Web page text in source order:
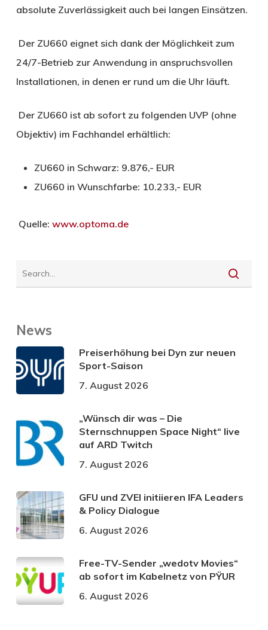
absolute Zuverlässigkeit auch bei langen Einsätzen.
Der ZU660 eignet sich dank der Möglichkeit zum
24/7-Betrieb zur Anwendung in anspruchsvollen
Installationen, in denen er rund um die Uhr läuft.
Der ZU660 ist ab sofort zu folgenden UVP (ohne
Objektiv) im Fachhandel erhältlich:
ZU660 in Schwarz: 9.876,- EUR
ZU660 in Wunschfarbe: 10.233,- EUR
Quelle: www.optoma.de
News
Preiserhöhung bei Dyn zur neuen
Sport-Saison
7. August 2026
„Wünsch dir was – Die
Sternschnuppen Space Night“ live
auf ARD Twitch
7. August 2026
GFU und ZVEI initiieren IFA Leaders
& Policy Dialogue
6. August 2026
Free-TV-Sender „wedotv Movies“
ab sofort im Kabelnetz von PŸUR
6. August 2026